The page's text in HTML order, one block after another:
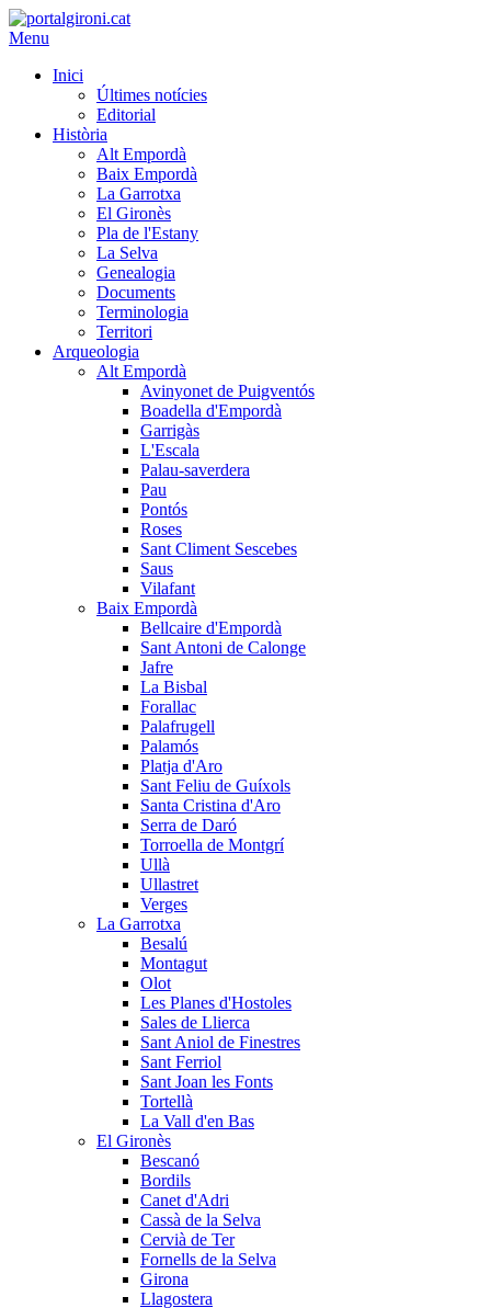
Menu
Inici
Últimes notícies
Editorial
Història
Alt Empordà
Baix Empordà
La Garrotxa
El Gironès
Pla de l'Estany
La Selva
Genealogia
Documents
Terminologia
Territori
Arqueologia
Alt Empordà
Avinyonet de Puigventós
Boadella d'Empordà
Garrigàs
L'Escala
Palau-saverdera
Pau
Pontós
Roses
Sant Climent Sescebes
Saus
Vilafant
Baix Empordà
Bellcaire d'Empordà
Sant Antoni de Calonge
Jafre
La Bisbal
Forallac
Palafrugell
Palamós
Platja d'Aro
Sant Feliu de Guíxols
Santa Cristina d'Aro
Serra de Daró
Torroella de Montgrí
Ullà
Ullastret
Verges
La Garrotxa
Besalú
Montagut
Olot
Les Planes d'Hostoles
Sales de Llierca
Sant Aniol de Finestres
Sant Ferriol
Sant Joan les Fonts
Tortellà
La Vall d'en Bas
El Gironès
Bescanó
Bordils
Canet d'Adri
Cassà de la Selva
Cervià de Ter
Fornells de la Selva
Girona
Llagostera